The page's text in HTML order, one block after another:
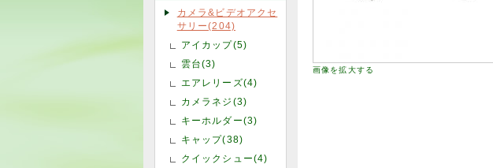
カメラ&ビデオアクセ
サリー(204)
アイカップ(5)
雲台(3)
エアレリーズ(4)
カメラネジ(3)
キーホルダー(3)
キャップ(38)
クイックシュー(4)
画像を拡大する